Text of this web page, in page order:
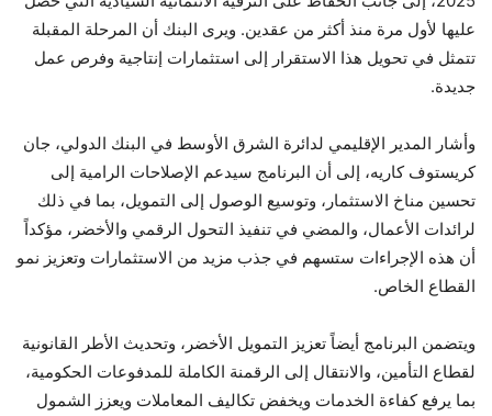
عليها لأول مرة منذ أكثر من عقدين. ويرى البنك أن المرحلة المقبلة
تتمثل في تحويل هذا الاستقرار إلى استثمارات إنتاجية وفرص عمل
جديدة.
وأشار المدير الإقليمي لدائرة الشرق الأوسط في البنك الدولي، جان
كريستوف كاريه، إلى أن البرنامج سيدعم الإصلاحات الرامية إلى
تحسين مناخ الاستثمار، وتوسيع الوصول إلى التمويل، بما في ذلك
لرائدات الأعمال، والمضي في تنفيذ التحول الرقمي والأخضر، مؤكداً
أن هذه الإجراءات ستسهم في جذب مزيد من الاستثمارات وتعزيز نمو
القطاع الخاص.
ويتضمن البرنامج أيضاً تعزيز التمويل الأخضر، وتحديث الأطر القانونية
لقطاع التأمين، والانتقال إلى الرقمنة الكاملة للمدفوعات الحكومية،
بما يرفع كفاءة الخدمات ويخفض تكاليف المعاملات ويعزز الشمول